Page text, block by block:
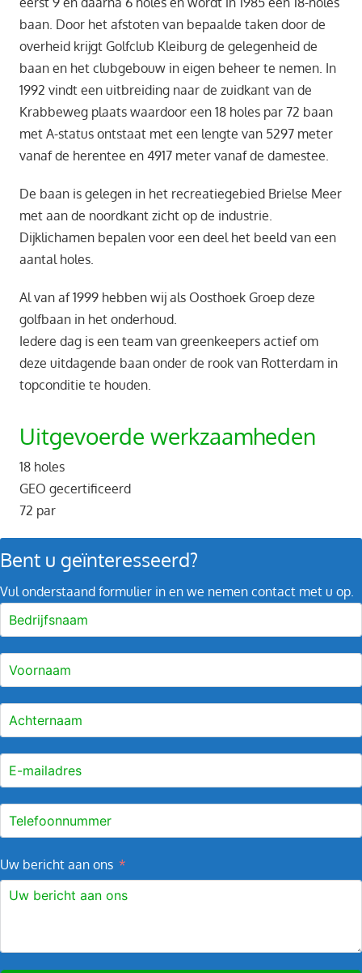
baan. Door het afstoten van bepaalde taken door de
overheid krijgt Golfclub Kleiburg de gelegenheid de
baan en het clubgebouw in eigen beheer te nemen. In
1992 vindt een uitbreiding naar de zuidkant van de
Krabbeweg plaats waardoor een 18 holes par 72 baan
met A-status ontstaat met een lengte van 5297 meter
vanaf de herentee en 4917 meter vanaf de damestee.
De baan is gelegen in het recreatiegebied Brielse Meer
met aan de noordkant zicht op de industrie.
Dijklichamen bepalen voor een deel het beeld van een
aantal holes.
Al van af 1999 hebben wij als Oosthoek Groep deze
golfbaan in het onderhoud.
Iedere dag is een team van greenkeepers actief om
deze uitdagende baan onder de rook van Rotterdam in
topconditie te houden.
Uitgevoerde werkzaamheden
18 holes
GEO gecertificeerd
72 par
Bent u geïnteresseerd?
Vul onderstaand formulier in en we nemen contact met u op.
Uw bericht aan ons